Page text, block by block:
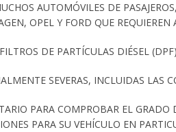
AUTOMÓVILES DE
OPEL Y FORD QUE REQUIEREN
DE PARTÍCULAS DIÉSEL
SEVERAS, INCLUIDAS LAS
PARA COMPROBAR EL GRADO
PARA SU VEHÍCULO EN